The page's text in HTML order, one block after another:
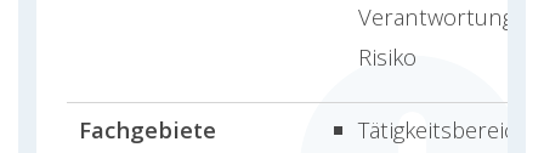
Verantwortung
Risiko
Fachgebiete